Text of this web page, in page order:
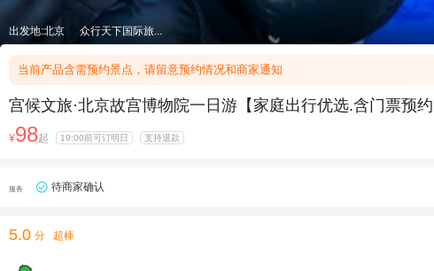
出发地:北京 众行天下国际旅...
当前产品含需预约景点，请留意预约情况和商家通知
宫候文旅·北京故宫博物院一日游【家庭出行优选.含门票预
¥98起 19:00前可订明日 支持退款
服务 待商家确认
5.0 分 超棒